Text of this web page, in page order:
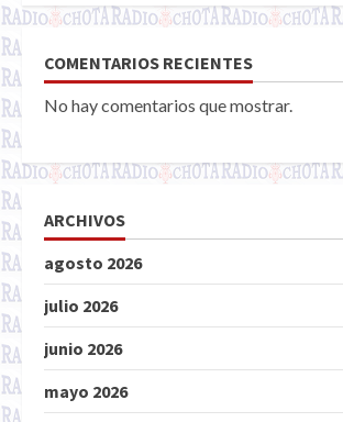
COMENTARIOS RECIENTES
No hay comentarios que mostrar.
ARCHIVOS
agosto 2026
julio 2026
junio 2026
mayo 2026